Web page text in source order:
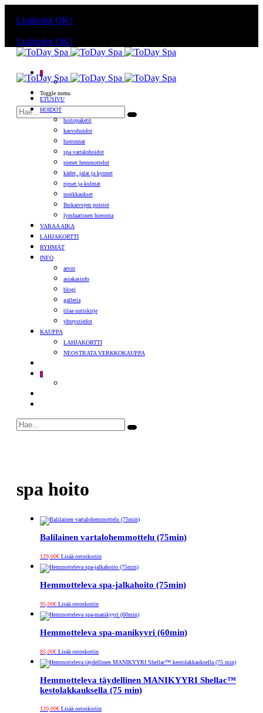
Lisätiedot OK!
Lisätiedot OK!
0
Toggle menu
ETUSIVU
HOIDOT
hoitopaketit
kasvohoidot
hieronnat
spa vartalohoidot
pienet hemmottelut
kädet, jalat ja kynnet
ripset ja kulmat
meikkaukset
Ihokarvojen poistot
lymfaattinen hieronta
VARAA AIKA
LAHJAKORTTI
RYHMÄT
INFO
arvot
asiakasinfo
blogi
galleria
tilaa uutiskirje
yhteystiedot
KAUPPA
LAHJAKORTTI
NEOSTRATA VERKKOKAUPPA
0
spa hoito
Balilainen vartalohemmottelu (75min)
129,00€ Lisää ostoskoriin
Hemmotteleva spa-jalkahoito (75min)
95,00€ Lisää ostoskoriin
Hemmotteleva spa-manikyyri (60min)
85,00€ Lisää ostoskoriin
Hemmotteleva täydellinen MANIKYYRI Shellac™
kestolakkauksella (75 min)
120,00€ Lisää ostoskoriin